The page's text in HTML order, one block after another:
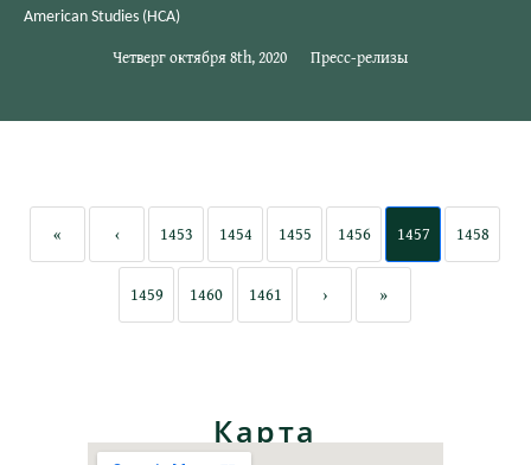
American Studies (HCA)
Четверг октября 8th, 2020 Пресс-релизы
« ‹ 1453 1454 1455 1456 1457 1458
1459 1460 1461 › »
Карта